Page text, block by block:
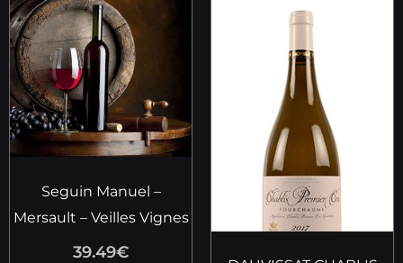
Seguin Manuel –
Mersault – Veilles Vignes
39.49€